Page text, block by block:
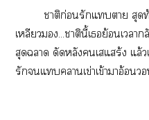
าติก่อนรักแา สุดท้
เหลียว...าตินี้เย้อนเ
สุดา ดัดหลังเสแสร้ง แล้
รักแาเข่าเข้าาอ้อน